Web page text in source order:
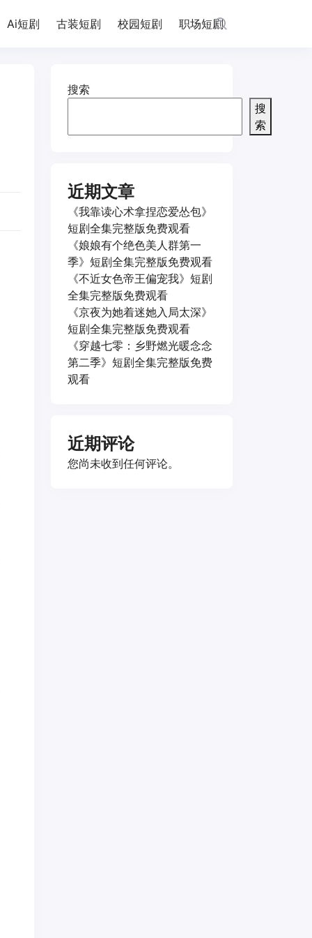
Ai短剧 古装短剧 校园短剧 职场短剧
搜索
搜
索
近期文章
《我靠读心术拿捏恋爱怂包》
短剧全集完整版免费观看
《娘娘有个绝色美人群第一
季》短剧全集完整版免费观看
《不近女色帝王偏宠我》短剧
全集完整版免费观看
《京夜为她着迷她入局太深》
短剧全集完整版免费观看
《穿越七零：乡野燃光暖念念
第二季》短剧全集完整版免费
观看
近期评论
您尚未收到任何评论。